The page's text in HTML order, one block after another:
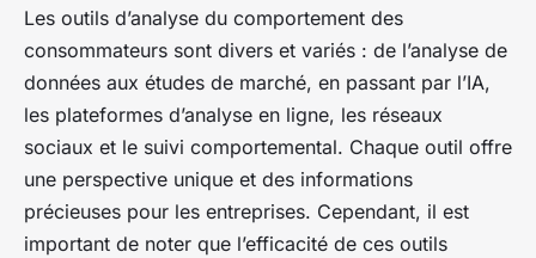
Les outils d’analyse du comportement des
consommateurs sont divers et variés : de l’analyse de
données aux études de marché, en passant par l’IA,
les plateformes d’analyse en ligne, les réseaux
sociaux et le suivi comportemental. Chaque outil offre
une perspective unique et des informations
précieuses pour les entreprises. Cependant, il est
important de noter que l’efficacité de ces outils